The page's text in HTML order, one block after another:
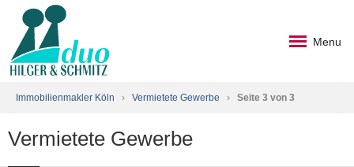
Menu
Immobilienmakler Köln › Vermietete Gewerbe › Seite 3 von 3
Vermietete Gewerbe